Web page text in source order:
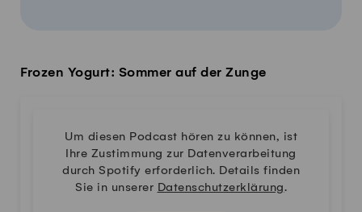
Frozen Yogurt: Sommer auf der Zunge
Um diesen Podcast hören zu können, ist
Ihre Zustimmung zur Datenverarbeitung
durch Spotify erforderlich. Details finden
Sie in unserer Datenschutzerklärung.